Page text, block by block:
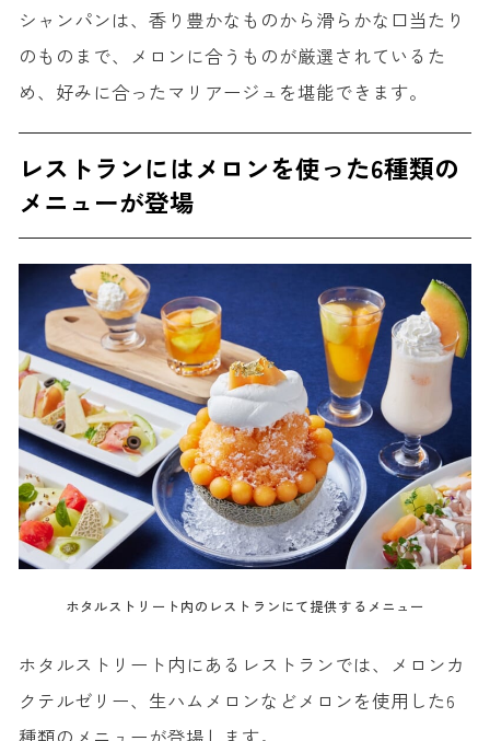
シャンパンは、香り豊かなものから滑らかな口当たり
のものまで、メロンに合うものが厳選されているた
め、好みに合ったマリアージュを堪能できます。
レストランにはメロンを使った6種類の
メニューが登場
ホタルストリート内のレストランにて提供するメニュー
ホタルストリート内にあるレストランでは、メロンカ
クテルゼリー、生ハムメロンなどメロンを使用した6